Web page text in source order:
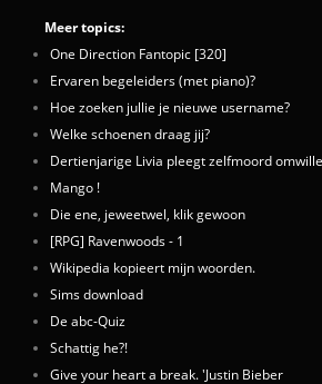
Meer topics:
One Direction Fantopic [320]
Ervaren begeleiders (met piano)?
Hoe zoeken jullie je nieuwe username?
Welke schoenen draag jij?
Dertienjarige Livia pleegt zelfmoord
Mango !
Die ene, jeweetwel, klik gewoon
[RPG] Ravenwoods - 1
Wikipedia kopieert mijn woorden.
Sims download
De abc-Quiz
Schattig he?!
Give your heart a break. 'Justin Bieber